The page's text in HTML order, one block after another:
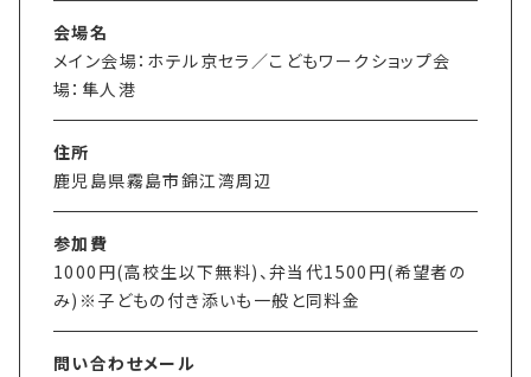
会場名
メイン会場：ホテル京セラ／こどもワークショップ会
場：隼人港
住所
鹿児島県霧島市錦江湾周辺
参加費
1000円(高校生以下無料)、弁当代1500円(希望者の
み)※子どもの付き添いも一般と同料金
問い合わせメール